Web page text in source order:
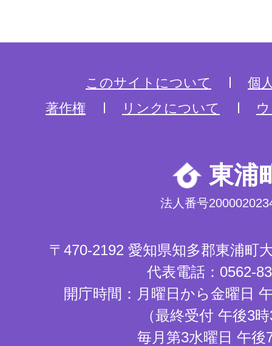
このサイトについて
個
著作権
リンクについて
東浦
法人番号
〒470-2192 愛知県知多郡東浦町
代表電話：0562-
開庁時間：月曜日から金曜日
（最終受付 午後3
毎月第3水曜日 午後